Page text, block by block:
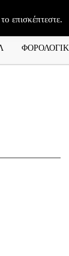
επισκέπτεστε.